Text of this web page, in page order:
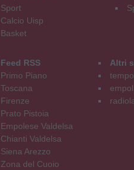
Sport
Calcio Uisp
Basket
Feed RSS
Primo Piano
Toscana
Firenze
Prato Pistoia
Empolese Valdelsa
Chianti Valdelsa
Siena Arezzo
Zona del Cuoio
Altri